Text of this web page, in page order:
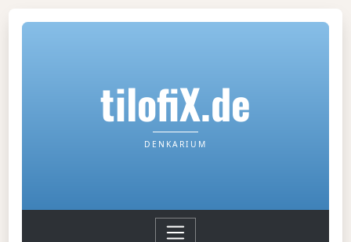
tilofiX.de
DENKARIUM